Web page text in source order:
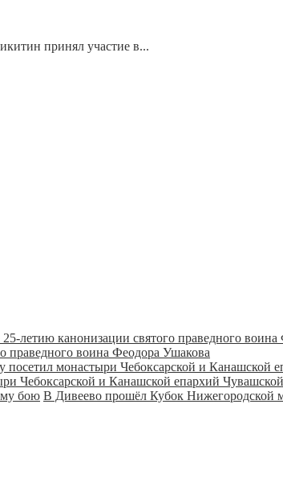
принял участие в...
праведного воина Феодора Ушакова
Чебоксарской и Канашской епархий
В Дивеево прошёл Кубок Нижегородской